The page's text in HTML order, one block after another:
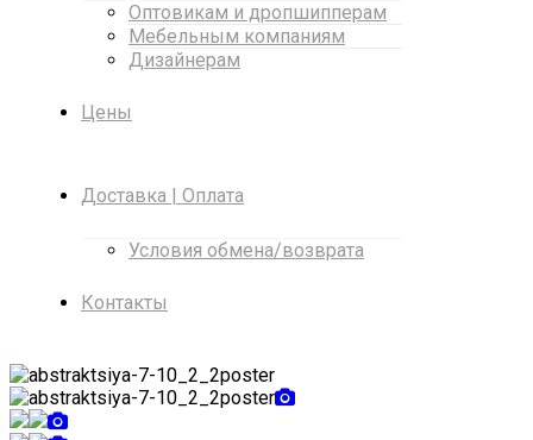
Оптовикам и дропшипперам
Мебельным компаниям
Дизайнерам
Цены
Доставка | Оплата
Условия обмена/возврата
Контакты